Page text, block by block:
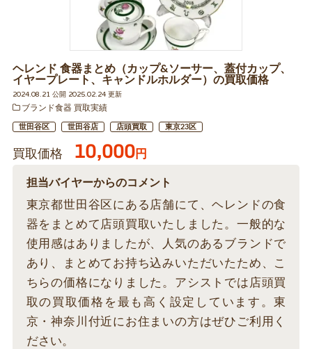
ヘレンド 食器まとめ（カップ&ソーサー、蓋付カップ、
イヤープレート、キャンドルホルダー）の買取価格
2024.08.21 公開 2025.02.24 更新
ブランド食器 買取実績
世田谷区 世田谷店 店頭買取 東京23区
買取価格 10,000円
担当バイヤーからのコメント
東京都世田谷区にある店舗にて、ヘレンドの食
器をまとめて店頭買取いたしました。一般的な
使用感はありましたが、人気のあるブランドで
あり、まとめてお持ち込みいただいたため、こ
ちらの価格になりました。アシストでは店頭買
取の買取価格を最も高く設定しています。東
京・神奈川付近にお住まいの方はぜひご利用く
ださい。